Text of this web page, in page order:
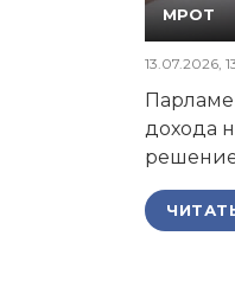
МРОТ
13.07.2026,
дохода